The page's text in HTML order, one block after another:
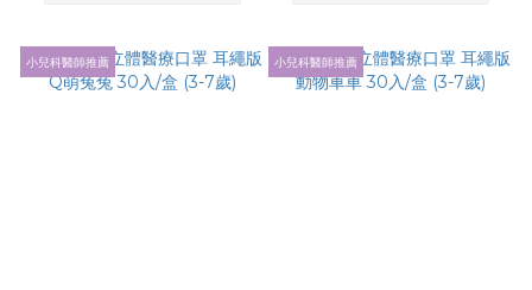
小兒科醫師推薦 小兒科醫師推薦